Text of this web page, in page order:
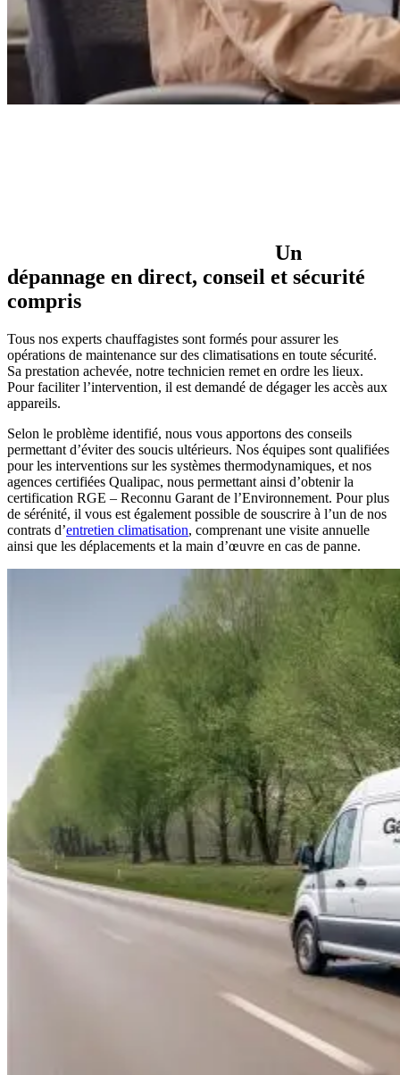
Un
dépannage en direct, conseil et sécurité
compris
Tous nos experts chauffagistes sont formés pour assurer les
opérations de maintenance sur des climatisations en toute sécurité.
Sa prestation achevée, notre technicien remet en ordre les lieux.
Pour faciliter l’intervention, il est demandé de dégager les accès aux
appareils.
Selon le problème identifié, nous vous apportons des conseils
permettant d’éviter des soucis ultérieurs. Nos équipes sont qualifiées
pour les interventions sur les systèmes thermodynamiques, et nos
agences certifiées Qualipac, nous permettant ainsi d’obtenir la
certification RGE – Reconnu Garant de l’Environnement. Pour plus
de sérénité, il vous est également possible de souscrire à l’un de nos
contrats d’entretien climatisation, comprenant une visite annuelle
ainsi que les déplacements et la main d’œuvre en cas de panne.